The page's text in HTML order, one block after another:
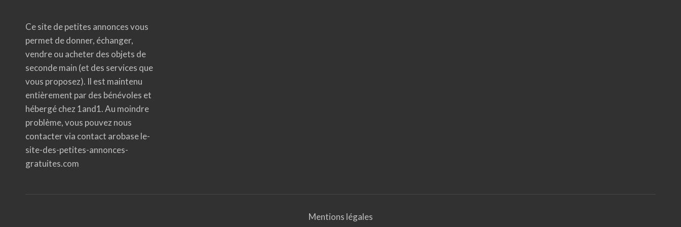
Ce site de petites annonces vous
permet de donner, échanger,
vendre ou acheter des objets de
seconde main (et des services que
vous proposez). Il est maintenu
entièrement par des bénévoles et
hébergé chez 1and1. Au moindre
problème, vous pouvez nous
contacter via contact arobase le-
site-des-petites-annonces-
gratuites.com
Mentions légales